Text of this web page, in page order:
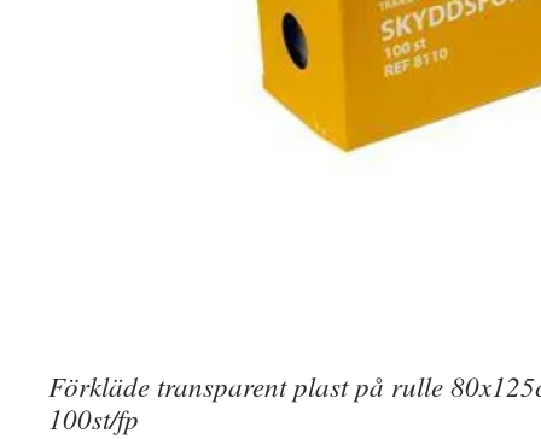
Förkläde transparent plast på rulle
100st/fp